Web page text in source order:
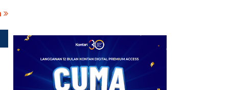
10
Pemprov DKI Jakarta
dan Bali Bakal Rilis
Obligasi, Ekonom: Harus
Ada Syarat Ketat